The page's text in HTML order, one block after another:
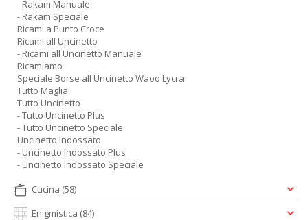
- Rakam Manuale
- Rakam Speciale
Ricami a Punto Croce
Ricami all Uncinetto
- Ricami all Uncinetto Manuale
Ricamiamo
Speciale Borse all Uncinetto Waoo Lycra
Tutto Maglia
Tutto Uncinetto
- Tutto Uncinetto Plus
- Tutto Uncinetto Speciale
Uncinetto Indossato
- Uncinetto Indossato Plus
- Uncinetto Indossato Speciale
Cucina (58)
Enigmistica (84)